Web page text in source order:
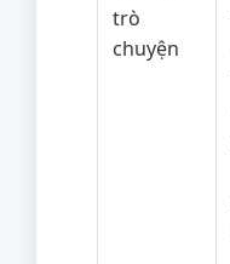
trò
chuyện